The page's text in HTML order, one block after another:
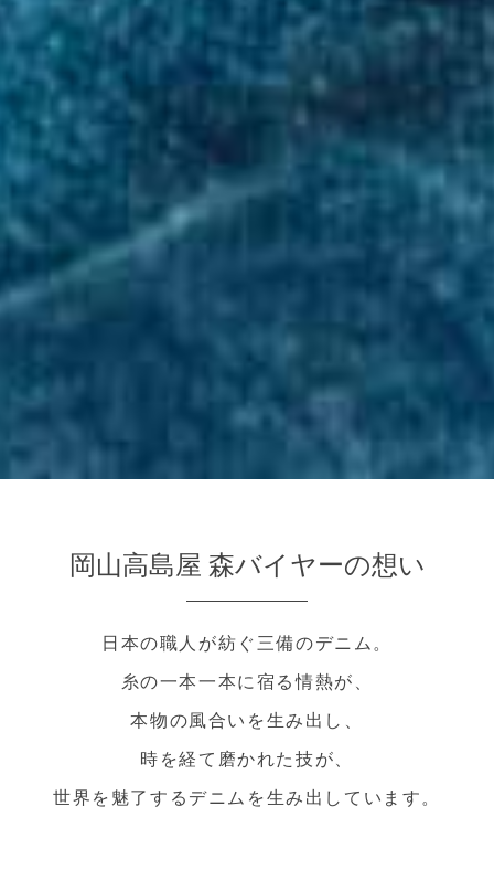
岡山高島屋 森バイヤーの想い
日本の職人が紡ぐ三備のデニム。
糸の一本一本に宿る情熱が、
本物の風合いを生み出し、
時を経て磨かれた技が、
世界を魅了するデニムを生み出しています。